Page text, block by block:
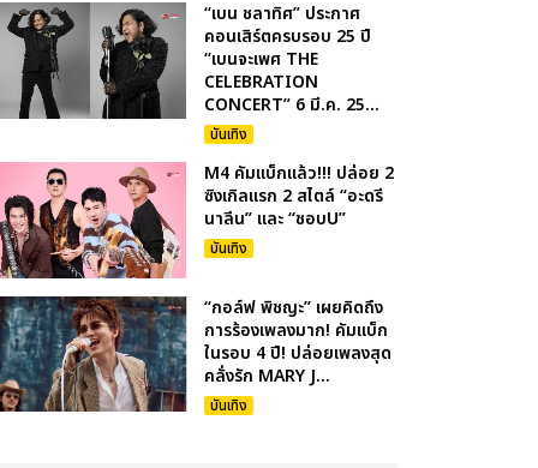
“เบน ชลาทิศ” ประกาศ
คอนเสิร์ตครบรอบ 25 ปี
“เบนจะเพศ THE
CELEBRATION
CONCERT” 6 มี.ค. 25...
บันเทิง
M4 คัมแบ็กแล้ว!!! ปล่อย 2
ซิงเกิลแรก 2 สไตล์ “อะดรี
นาลีน” และ “ชอบU”
บันเทิง
“กอล์ฟ พิชญะ” เผยคิดถึง
การร้องเพลงมาก! คัมแบ็ก
ในรอบ 4 ปี! ปล่อยเพลงสุด
คลั่งรัก MARY J...
บันเทิง